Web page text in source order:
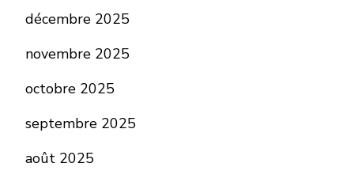
décembre 2025
novembre 2025
octobre 2025
septembre 2025
août 2025